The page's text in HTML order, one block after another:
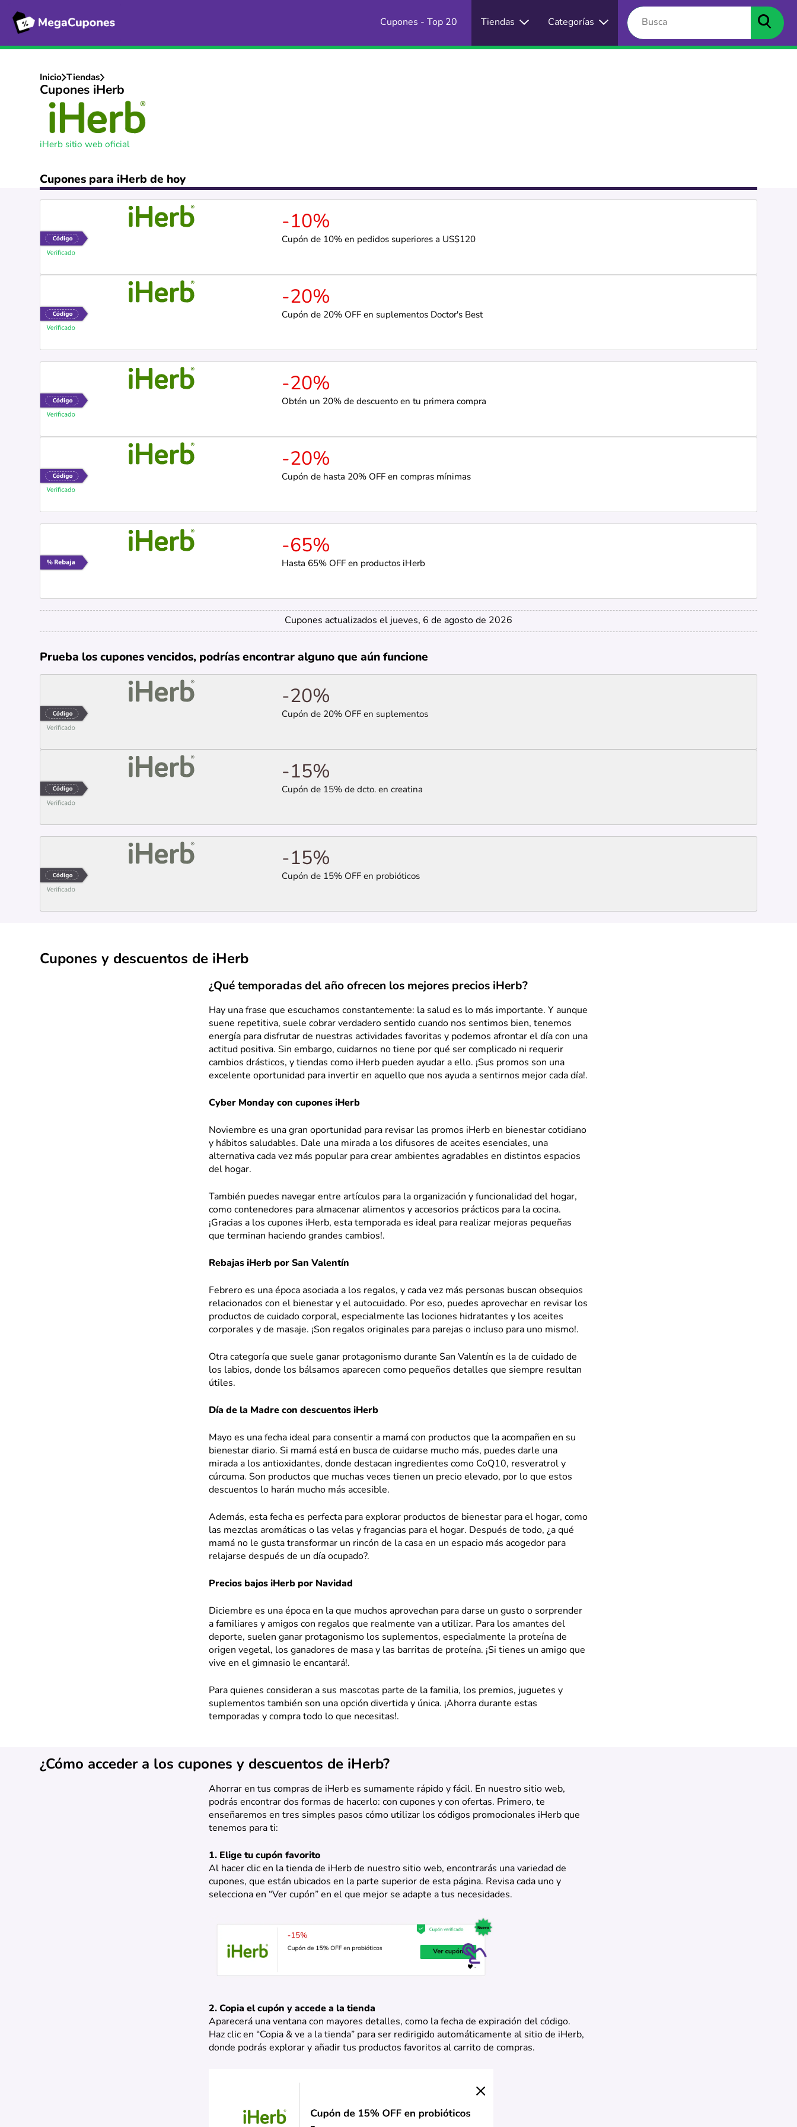
Cupones - Top 20 Tiendas Categorías
Inicio Tiendas
Cupones iHerb
iHerb sitio web oficial
Cupones para iHerb de hoy
-10%
Cupón de 10% en pedidos superiores a US$120
-20%
Cupón de 20% OFF en suplementos Doctor's Best
-20%
Obtén un 20% de descuento en tu primera compra
-20%
Cupón de hasta 20% OFF en compras mínimas
-65%
Hasta 65% OFF en productos iHerb
Cupones actualizados el jueves, 6 de agosto de 2026
Prueba los cupones vencidos, podrías encontrar alguno que aún funcione
-20%
Cupón de 20% OFF en suplementos
-15%
Cupón de 15% de dcto. en creatina
-15%
Cupón de 15% OFF en probióticos
Cupones y descuentos de iHerb
¿Qué temporadas del año ofrecen los mejores precios iHerb?
Hay una frase que escuchamos constantemente: la salud es lo más importante. Y aunque
suene repetitiva, suele cobrar verdadero sentido cuando nos sentimos bien, tenemos
energía para disfrutar de nuestras actividades favoritas y podemos afrontar el día con una
actitud positiva. Sin embargo, cuidarnos no tiene por qué ser complicado ni requerir
cambios drásticos, y tiendas como iHerb pueden ayudar a ello. ¡Sus promos son una
excelente oportunidad para invertir en aquello que nos ayuda a sentirnos mejor cada día!.
Cyber Monday con cupones iHerb
Noviembre es una gran oportunidad para revisar las promos iHerb en bienestar cotidiano
y hábitos saludables. Dale una mirada a los difusores de aceites esenciales, una
alternativa cada vez más popular para crear ambientes agradables en distintos espacios
del hogar.
También puedes navegar entre artículos para la organización y funcionalidad del hogar,
como contenedores para almacenar alimentos y accesorios prácticos para la cocina.
¡Gracias a los cupones iHerb, esta temporada es ideal para realizar mejoras pequeñas
que terminan haciendo grandes cambios!.
Rebajas iHerb por San Valentín
Febrero es una época asociada a los regalos, y cada vez más personas buscan obsequios
relacionados con el bienestar y el autocuidado. Por eso, puedes aprovechar en revisar los
productos de cuidado corporal, especialmente las lociones hidratantes y los aceites
corporales y de masaje. ¡Son regalos originales para parejas o incluso para uno mismo!.
Otra categoría que suele ganar protagonismo durante San Valentín es la de cuidado de
los labios, donde los bálsamos aparecen como pequeños detalles que siempre resultan
útiles.
Día de la Madre con descuentos iHerb
Mayo es una fecha ideal para consentir a mamá con productos que la acompañen en su
bienestar diario. Si mamá está en busca de cuidarse mucho más, puedes darle una
mirada a los antioxidantes, donde destacan ingredientes como CoQ10, resveratrol y
cúrcuma. Son productos que muchas veces tienen un precio elevado, por lo que estos
descuentos lo harán mucho más accesible.
Además, esta fecha es perfecta para explorar productos de bienestar para el hogar, como
las mezclas aromáticas o las velas y fragancias para el hogar. Después de todo, ¿a qué
mamá no le gusta transformar un rincón de la casa en un espacio más acogedor para
relajarse después de un día ocupado?.
Precios bajos iHerb por Navidad
Diciembre es una época en la que muchos aprovechan para darse un gusto o sorprender
a familiares y amigos con regalos que realmente van a utilizar. Para los amantes del
deporte, suelen ganar protagonismo los suplementos, especialmente la proteína de
origen vegetal, los ganadores de masa y las barritas de proteína. ¡Si tienes un amigo que
vive en el gimnasio le encantará!.
Para quienes consideran a sus mascotas parte de la familia, los premios, juguetes y
suplementos también son una opción divertida y única. ¡Ahorra durante estas
temporadas y compra todo lo que necesitas!.
¿Cómo acceder a los cupones y descuentos de iHerb?
Ahorrar en tus compras de iHerb es sumamente rápido y fácil. En nuestro sitio web,
podrás encontrar dos formas de hacerlo: con cupones y con ofertas. Primero, te
enseñaremos en tres simples pasos cómo utilizar los códigos promocionales iHerb que
tenemos para ti:
1. Elige tu cupón favorito
Al hacer clic en la tienda de iHerb de nuestro sitio web, encontrarás una variedad de
cupones, que están ubicados en la parte superior de esta página. Revisa cada uno y
selecciona en “Ver cupón” en el que mejor se adapte a tus necesidades.
2. Copia el cupón y accede a la tienda
Aparecerá una ventana con mayores detalles, como la fecha de expiración del código.
Haz clic en “Copia & ve a la tienda” para ser redirigido automáticamente al sitio de iHerb,
donde podrás explorar y añadir tus productos favoritos al carrito de compras.